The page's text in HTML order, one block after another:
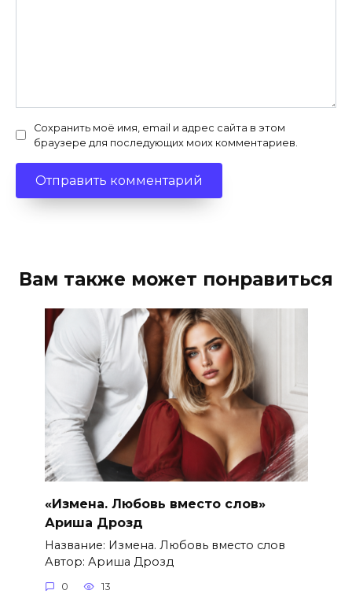
Сохранить моё имя, email и адрес сайта в этом
браузере для последующих моих комментариев.
Вам также может понравиться
«Измена. Любовь вместо слов»
Ариша Дрозд
Название: Измена. Любовь вместо слов
Автор: Ариша Дрозд
0 13